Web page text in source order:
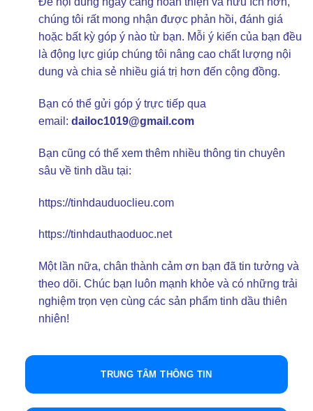
chúng tôi rất mong nhận được phản hồi, đánh giá
hoặc bất kỳ góp ý nào từ bạn. Mỗi ý kiến của bạn đều
là động lực giúp chúng tôi nâng cao chất lượng nội
dung và chia sẻ nhiều giá trị hơn đến cộng đồng.
Bạn có thể gửi góp ý trực tiếp qua
email: dailoc1019@gmail.com
Bạn cũng có thể xem thêm nhiều thông tin chuyên
sâu về tinh dầu tại:
https://tinhdauduoclieu.com
https://tinhdauthaoduoc.net
Một lần nữa, chân thành cảm ơn bạn đã tin tưởng và
theo dõi. Chúc bạn luôn mạnh khỏe và có những trải
nghiệm trọn vẹn cùng các sản phẩm tinh dầu thiên
nhiên!
TRUNG TÂM THÔNG TIN